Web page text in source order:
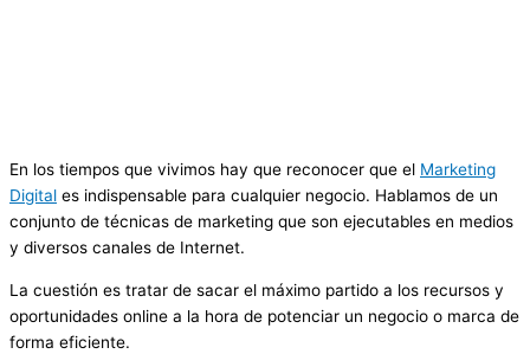
En los tiempos que vivimos hay que reconocer que el Marketing
Digital es indispensable para cualquier negocio. Hablamos de un
conjunto de técnicas de marketing que son ejecutables en medios
y diversos canales de Internet.
La cuestión es tratar de sacar el máximo partido a los recursos y
oportunidades online a la hora de potenciar un negocio o marca de
forma eficiente.